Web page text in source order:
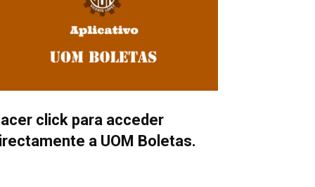
click para acceder
a UOM Boletas.